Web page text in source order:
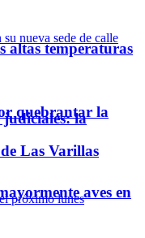
judiciales: la
Las Varillas
altas temperaturas
quebrantar la
aves en